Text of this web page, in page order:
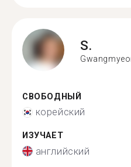
S.
СВОБОДНЫЙ
корейский
ИЗУЧАЕТ
английский